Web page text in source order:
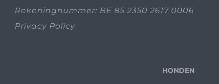
Rekeningnummer: BE 85 2350 2617 0006
Privacy Policy
HONDEN